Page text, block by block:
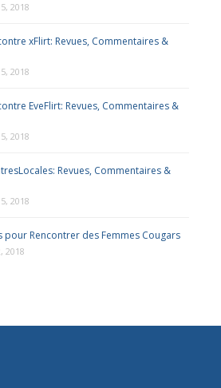
2018
xFlirt: Revues, Commentaires &
2018
EveFlirt: Revues, Commentaires &
2018
Revues, Commentaires &
2018
pour Rencontrer des Femmes Cougars
2018